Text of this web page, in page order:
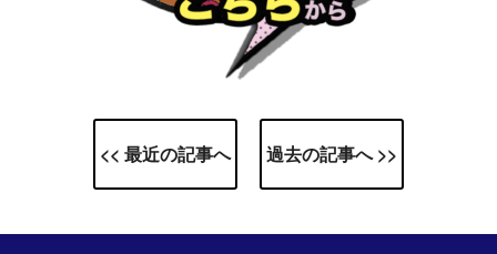
<< 最近の記事へ 過去の記事へ >>